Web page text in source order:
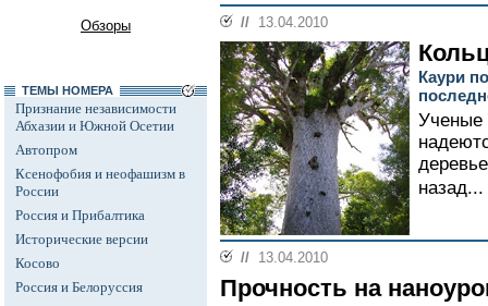
Обзоры
ТЕМЫ НОМЕРА
Признание независимости
Абхазии и Южной Осетии
Автопром
Ксенофобия и неофашизм в
России
Россия и Прибалтика
Исторические версии
Косово
Россия и Белоруссия
// 13.04.2010
Каури
Ученые
назад...
// 13.04.2010
Прочность на